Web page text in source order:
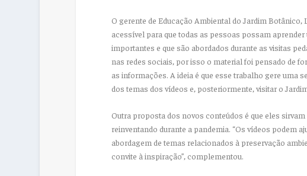
O gerente de Educação Ambiental do Jardim
acessível para que todas as pessoas possam
importantes e que são abordados durante as visitas
nas redes sociais, por isso o material foi pensado de
as informações. A ideia é que esse trabalho gere uma
dos temas dos vídeos e, posteriormente, visitar o
Outra proposta dos novos conteúdos é que eles
reinventando durante a pandemia. “Os vídeos podem
abordagem de temas relacionados à preservação
convite à inspiração”, complementou.